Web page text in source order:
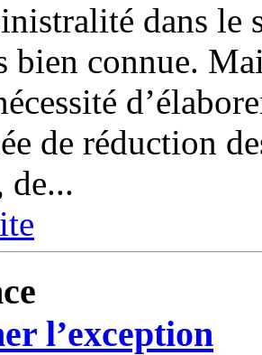
dans le
bien connue.
de réduction
de...
l’exception